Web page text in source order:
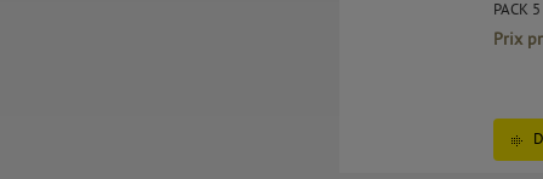
PACK
Prix